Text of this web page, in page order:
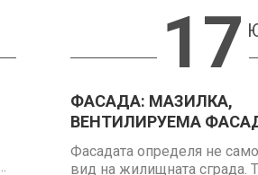
17
ФАСАДА: МАЗИЛКА,
ВЕНТИЛИРУЕМА
Фасадата определя не
вид на жилищната сграда.